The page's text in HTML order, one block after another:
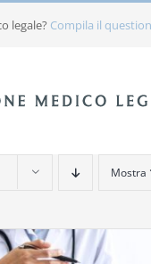
legale? Compila il
Mostra